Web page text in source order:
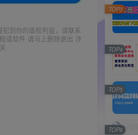
到你的版权利益，请联系
或软件 请马上删除退出 涉
TOP3
TOP4
TOP5
TOP6